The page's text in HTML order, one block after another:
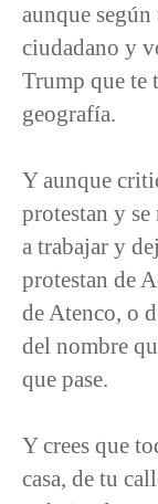
aunque
ciudadano y
Trump que te
geografía.
Y aunque
protestan y se
a trabajar y
protestan de
de Atenco, o
del nombre
que pase.
Y crees que
casa, de tu